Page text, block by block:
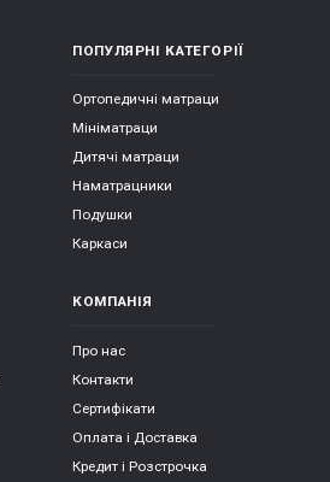
ПОПУЛЯРНІ КАТЕГОРІЇ
Ортопедичні матраци
Мініматраци
Дитячі матраци
Наматрацники
Подушки
Каркаси
КОМПАНІЯ
Про нас
Контакти
Сертифікати
Оплата і Доставка
Кредит і Розстрочка